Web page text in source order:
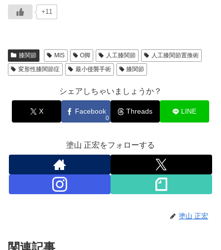
+11
膝関節 MIS O脚 人工膝関節
人工膝関節置換術
変形性膝関節症
最小侵襲手術 膝関節
シェアしちゃいましょうか？
X Facebook
0
Threads LINE
塗山 正宏をフォローする
塗山 正宏
関連記事